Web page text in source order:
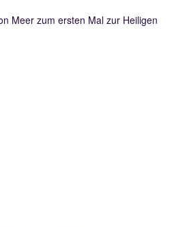
Meer zum ersten Mal zur Heiligen